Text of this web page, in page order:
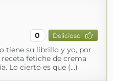
0 Delicioso
tiene su librillo y yo, por
fetiche de crema
Lo cierto es que (...)